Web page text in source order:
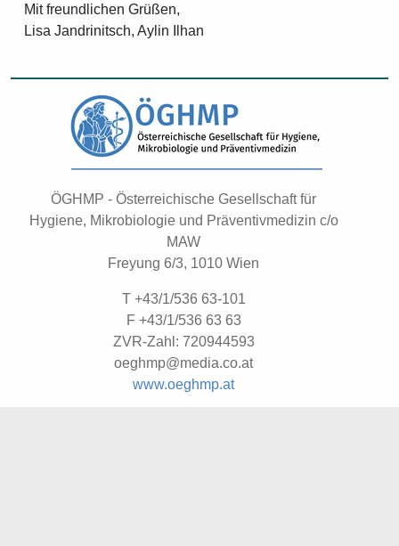
Mit freundlichen Grüßen,
Lisa Jandrinitsch, Aylin Ilhan
ÖGHMP - Österreichische Gesellschaft für
Hygiene, Mikrobiologie und Präventivmedizin c/o
MAW
Freyung 6/3, 1010 Wien
T +43/1/536 63-101
F +43/1/536 63 63
ZVR-Zahl: 720944593
o gh p dia co at
www.oeghmp.at